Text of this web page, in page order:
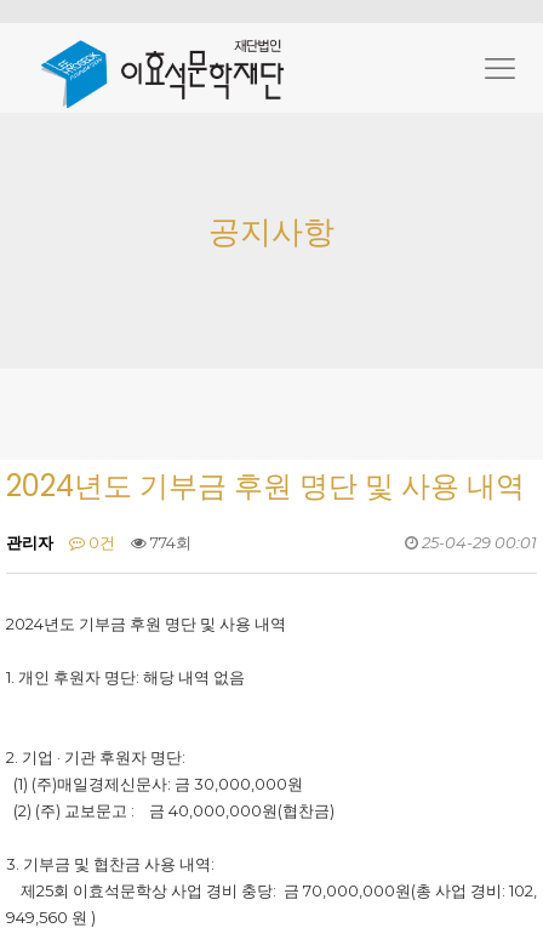
공지사항
2024년도 기부금 후원 명단 및 사용 내역
관리자 0건 774회 25-04-29 00:01
2024년도 기부금 후원 명단 및 사용 내역
1. 개인 후원자 명단: 해당 내역 없음
2. 기업 · 기관 후원자 명단:
(1) (주)매일경제신문사: 금 30,000,000원
(2) (주) 교보문고 : 금 40,000,000원(협찬금)
3. 기부금 및 협찬금 사용 내역:
제25회 이효석문학상 사업 경비 충당: 금 70,000,000원(총 사업 경비: 102,
949,560 원 )